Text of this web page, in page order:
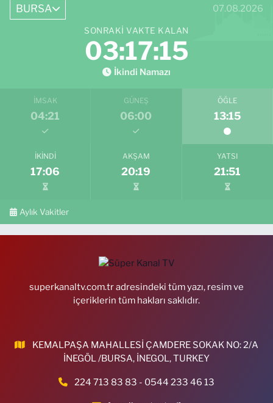
BURSA 07.08.2026
SONRAKI VAKTE KALAN
03:17:14
İkindi Namazı
İMSAK
04:21
GÜNEŞ
06:00
ÖĞLE
13:15
İKINDI
17:06
AKŞAM
20:19
YATSI
21:51
Aylık Vakitler
superkanaltv.com.tr adresindeki tüm yazı, resim ve
içeriklerin tüm hakları saklıdır.
KEMALPAŞA MAHALLESİ ÇAMDERE SOKAK NO: 2/A
İNEGÖL /BURSA, İNEGOL, TURKEY
224 713 83 83 - 0544 233 46 13